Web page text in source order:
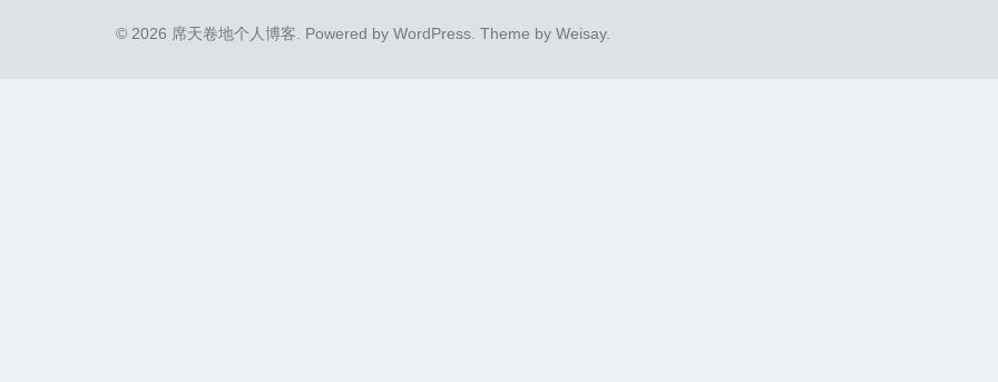
© 2026 席天卷地个人博客. Powered by WordPress . Theme by Weisay.